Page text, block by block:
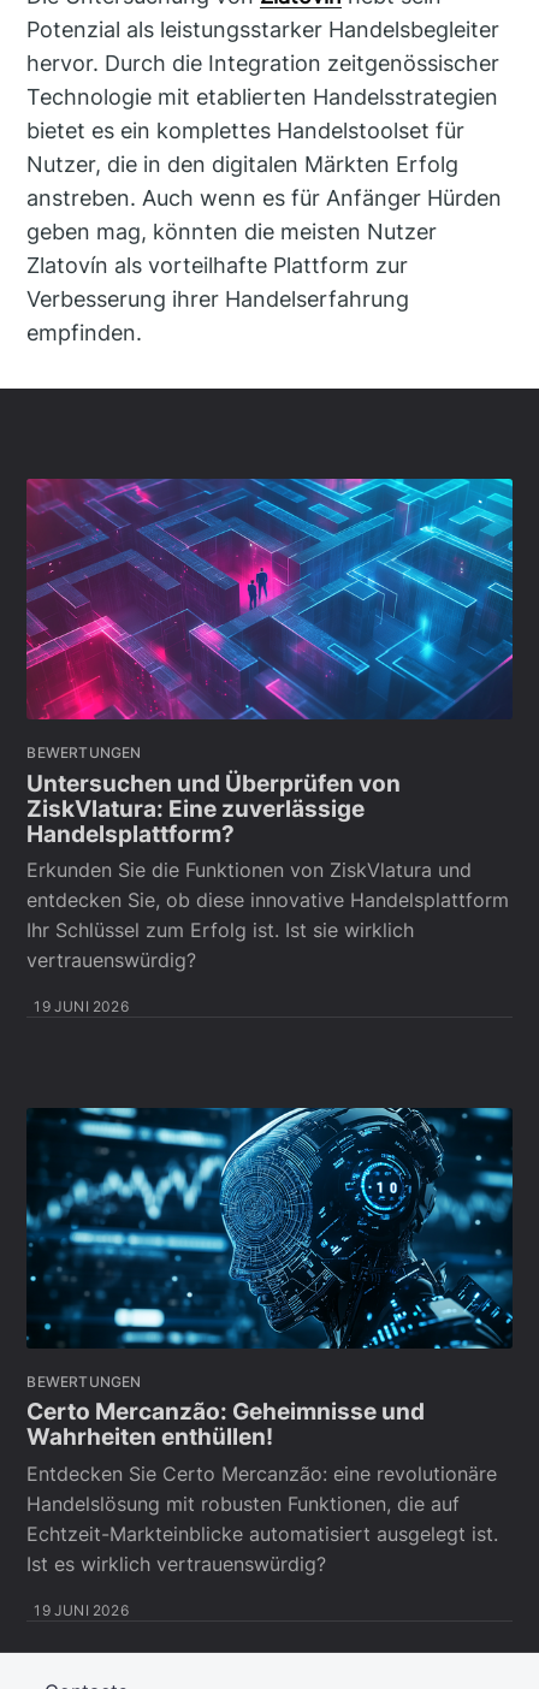
Potenzial als leistungsstarker Handelsbegleiter
hervor. Durch die Integration zeitgenössischer
Technologie mit etablierten Handelsstrategien
bietet es ein komplettes Handelstoolset für
Nutzer, die in den digitalen Märkten Erfolg
anstreben. Auch wenn es für Anfänger Hürden
geben mag, könnten die meisten Nutzer
Zlatovín als vorteilhafte Plattform zur
Verbesserung ihrer Handelserfahrung
empfinden.
BEWERTUNGEN
Untersuchen und Überprüfen von
ZiskVlatura: Eine zuverlässige
Handelsplattform?
Erkunden Sie die Funktionen von ZiskVlatura und
entdecken Sie, ob diese innovative Handelsplattform
Ihr Schlüssel zum Erfolg ist. Ist sie wirklich
vertrauenswürdig?
19 JUNI 2026
BEWERTUNGEN
Certo Mercanzão: Geheimnisse und
Wahrheiten enthüllen!
Entdecken Sie Certo Mercanzão: eine revolutionäre
Handelslösung mit robusten Funktionen, die auf
Echtzeit-Markteinblicke automatisiert ausgelegt ist.
Ist es wirklich vertrauenswürdig?
19 JUNI 2026